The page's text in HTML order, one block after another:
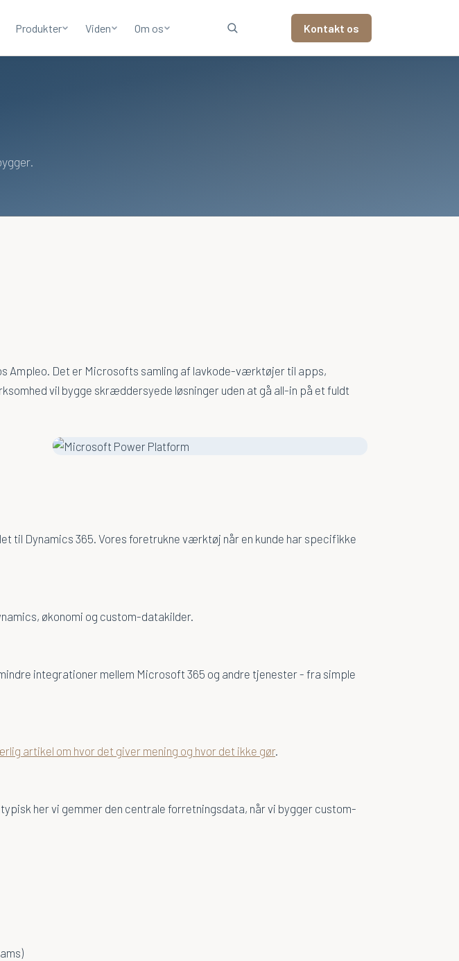
Produkter Viden Om os Kontakt os
Ampleo. Det er Microsofts samling af lavkode-værktøjer til apps,
vil bygge skræddersyede løsninger uden at gå all-in på et fuldt
til Dynamics 365. Vores foretrukne værktøj når en kunde har specifikke
økonomi og custom-datakilder.
integrationer mellem Microsoft 365 og andre tjenester - fra simple
artikel om hvor det giver mening og hvor det ikke gør.
her vi gemmer den centrale forretningsdata, når vi bygger custom-